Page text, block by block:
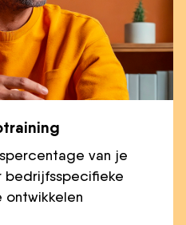
van je
bedrijfsspecifieke
ontwikkelen